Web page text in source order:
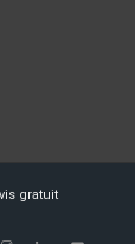
gratuit